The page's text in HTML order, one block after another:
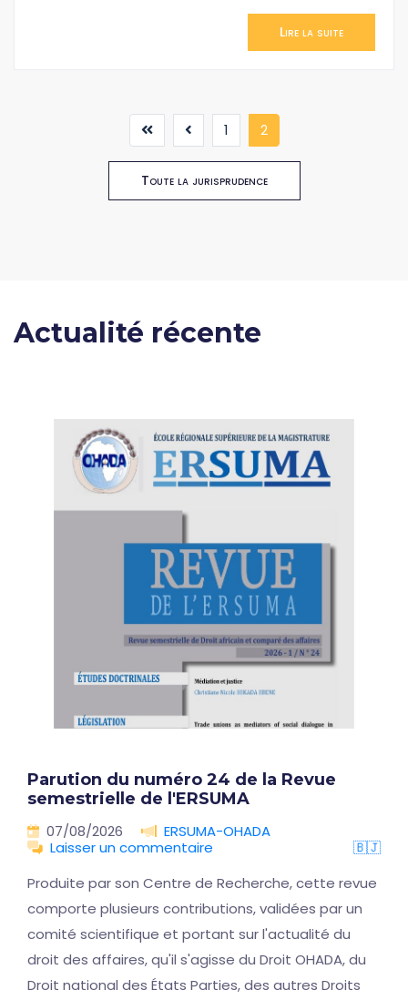
Lire la suite
1 2(current)
Toute la jurisprudence
Actualité récente
Parution du numéro 24 de la Revue
semestrielle de l'ERSUMA
07/08/2026
ERSUMA-OHADA
Laisser un commentaire
🇧🇯
Produite par son Centre de Recherche, cette revue
comporte plusieurs contributions, validées par un
comité scientifique et portant sur l'actualité du
droit des affaires, qu'il s'agisse du Droit OHADA, du
Droit national des États Parties, des autres Droits